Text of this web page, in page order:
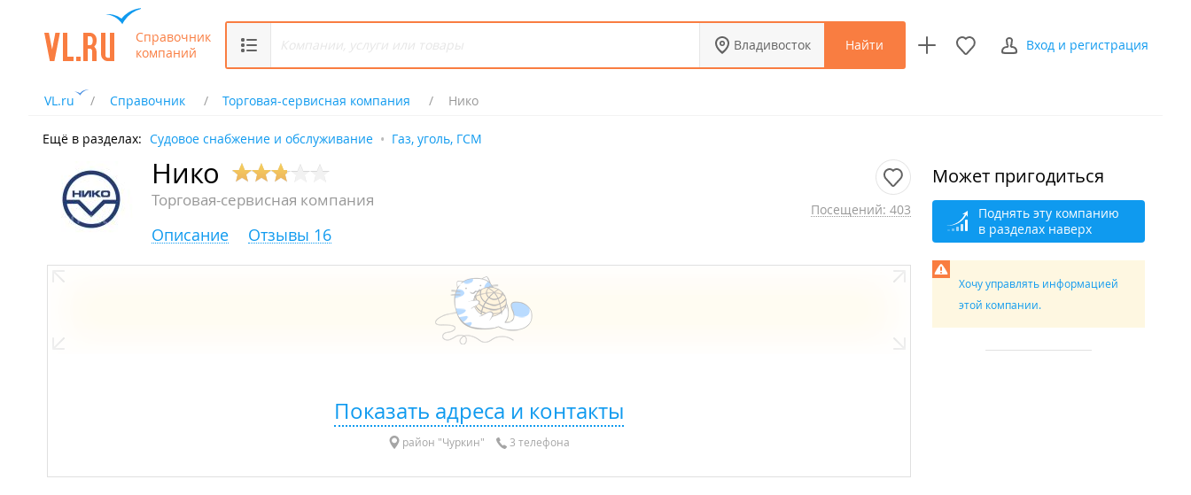
Справочник
компаний
Владивосток Найти Вход и регистрация
VL.ru Справочник Торговая-сервисная компания Нико
Ещё в разделах: Судовое снабжение и обслуживание Газ, уголь, ГСМ
Нико
Торговая-сервисная компания Посещений: 403
Описание Отзывы 16
Показать адреса и контакты
район "Чуркин" 3 телефона
Может пригодиться
Поднять эту компанию
в разделах наверх
Хочу управлять информацией
этой компании.